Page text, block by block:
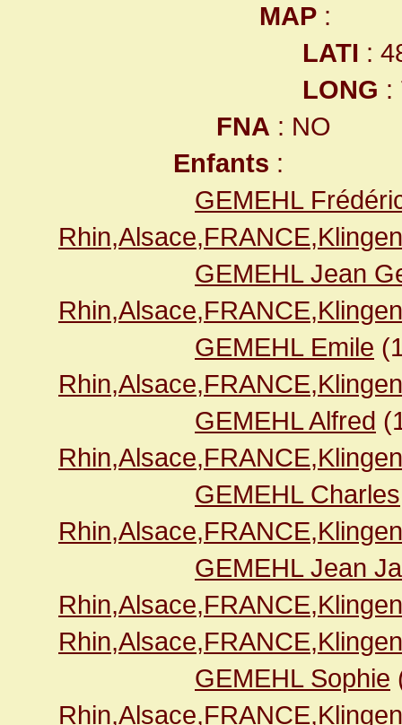
MAP :
LATI :
LONG :
FNA : NO
Enfants :
GEMEHL
GEMEHL Jean
GEMEHL Emile
GEMEHL Alfred
GEMEHL Charles
GEMEHL Jean
GEMEHL Sophie